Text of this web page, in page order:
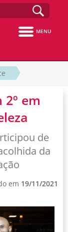
MENU
em
de
da
em 19/11/2021